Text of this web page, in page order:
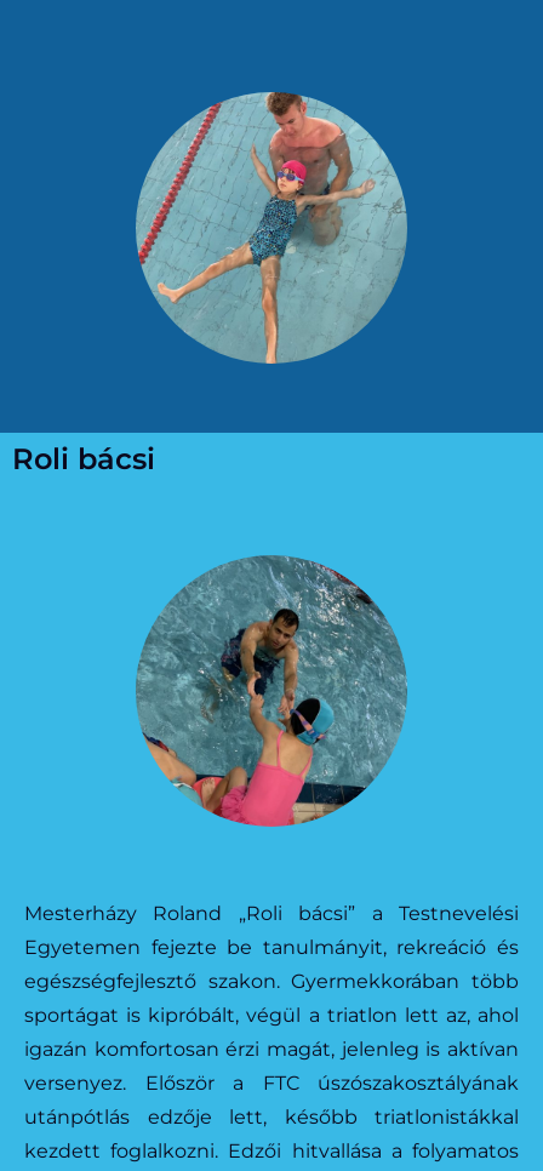
Roli bácsi
Mesterházy Roland „Roli bácsi” a Testnevelési
Egyetemen fejezte be tanulmányit, rekreáció és
egészségfejlesztő szakon. Gyermekkorában több
sportágat is kipróbált, végül a triatlon lett az, ahol
igazán komfortosan érzi magát, jelenleg is aktívan
versenyez. Először a FTC úszószakosztályának
utánpótlás edzője lett, később triatlonistákkal
kezdett foglalkozni. Edzői hitvallása a folyamatos